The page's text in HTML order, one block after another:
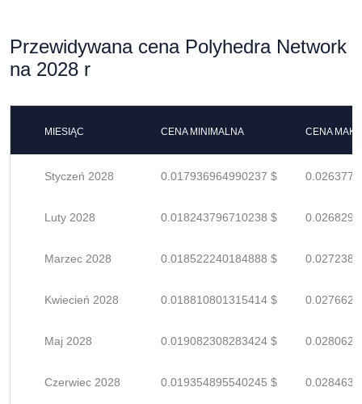
Przewidywana cena Polyhedra Network
na 2028 r
MIESIĄC CENA MINIMALNA CENA
Styczeń 2028 0.017936964990237 $
Luty 2028 0.018243796710238 $
Marzec 2028 0.018522240184888 $
Kwiecień 2028 0.018810801315414 $
Maj 2028 0.019082308283424 $
Czerwiec 2028 0.019354895540245 $